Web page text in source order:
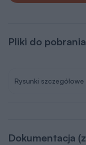
Pliki do pobrania
Rysunki szczegółowe
Dokumentacja